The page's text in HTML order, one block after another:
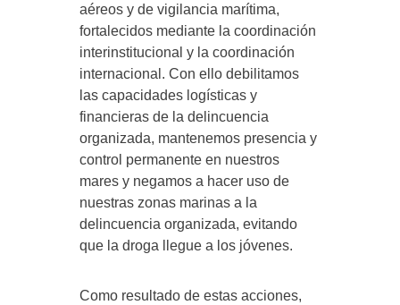
aéreos y de vigilancia marítima,
fortalecidos mediante la coordinación
interinstitucional y la coordinación
internacional. Con ello debilitamos
las capacidades logísticas y
financieras de la delincuencia
organizada, mantenemos presencia y
control permanente en nuestros
mares y negamos a hacer uso de
nuestras zonas marinas a la
delincuencia organizada, evitando
que la droga llegue a los jóvenes.
Como resultado de estas acciones,